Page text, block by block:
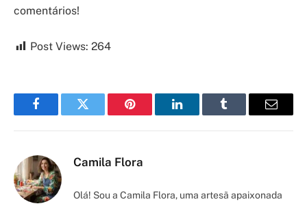
comentários!
Post Views: 264
FacebookTwitter Pinterest LinkedInTumblr Email
Camila Flora
Olá! Sou a Camila Flora, uma artesã apaixonada